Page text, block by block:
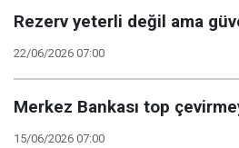
Rezerv yeterli değil ama
22/06/2026 07:00
Merkez Bankası top
15/06/2026 07:00